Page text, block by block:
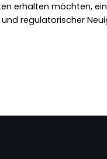
erhalten möchten,
regulatorischer